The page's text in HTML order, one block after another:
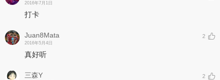
2016年7月1日
打卡
Juan8Mata
2016年5月4日
2
真好听
三森Y 2